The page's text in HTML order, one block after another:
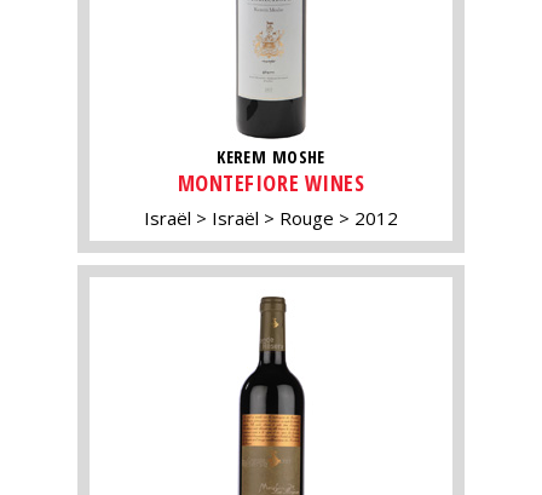
KEREM MOSHE
MONTEFIORE WINES
Israël Israël Rouge 2012